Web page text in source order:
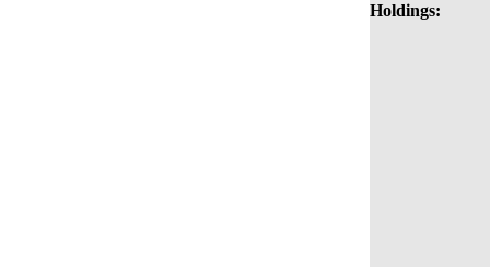
Holdings: